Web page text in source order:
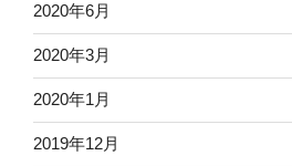
2020年6月
2020年3月
2020年1月
2019年12月